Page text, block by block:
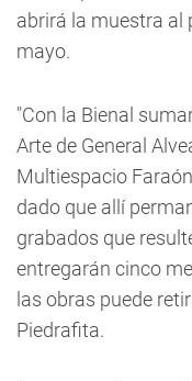
abrirá la muestra al
mayo.
"Con la Bienal
Arte de General
Multiespacio
dado que allí
grabados que
entregarán cinco
las obras puede
Piedrafita.